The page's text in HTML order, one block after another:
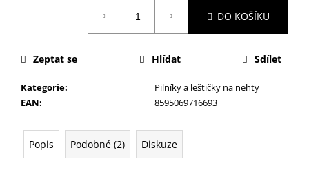
DO KOŠÍKU
Kategorie:
Pilníky a leštičky na nehty
EAN: 8595069716693
Zeptat se Hlídat Sdílet
Popis Podobné (2) Diskuze